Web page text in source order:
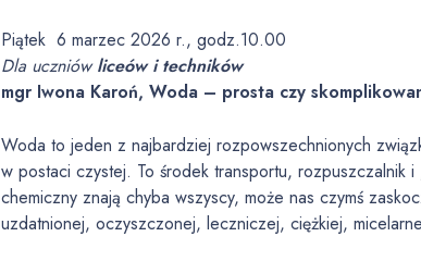
Piątek 6 marzec 2026 r., godz.10.00
Dla uczniówliceów i techników
mgr Iwona Karoń, Woda – prosta czy
Woda to jeden z najbardziej rozpowszechnionych
w postaci czystej. To środek transportu, rozpuszczalnik
chemiczny znają chyba wszyscy, może nas czymś
uzdatnionej, oczyszczonej, leczniczej, ciężkiej,